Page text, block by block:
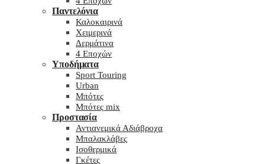
Παντελόνια
Καλοκαιρινά
Χειμερινά
Δερμάτινα
4 Εποχών
Υποδήματα
Sport Touring
Urban
Μπότες
Μπότες mix
Προστασία
Αντιανεμικά Αδιάβροχα
Μπαλακλάβες
Ισοθερμικά
Γκέτες